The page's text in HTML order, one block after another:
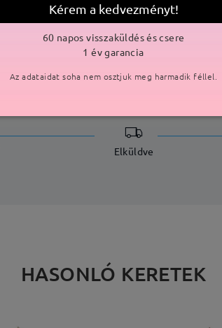
SZÁLLÍTÁS
Elküldve
HASONLÓ KERETEK
Kérem a kedvezményt!
60 napos visszaküldés és csere
1 év garancia
Az adataidat soha nem osztjuk meg harmadik féllel.